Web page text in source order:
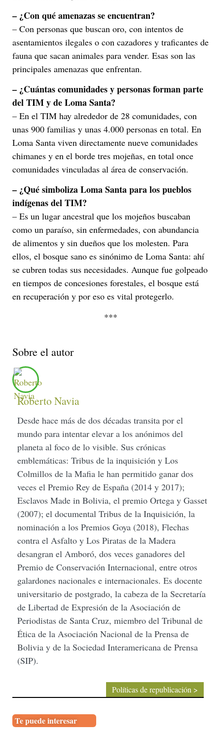
– ¿Con qué amenazas se encuentran?
– Con personas que buscan oro, con intentos de
asentamientos ilegales o con cazadores y traficantes de
fauna que sacan animales para vender. Esas son las
principales amenazas que enfrentan.
– ¿Cuántas comunidades y personas forman parte
del TIM y de Loma Santa?
– En el TIM hay alrededor de 28 comunidades, con
unas 900 familias y unas 4.000 personas en total. En
Loma Santa viven directamente nueve comunidades
chimanes y en el borde tres mojeñas, en total once
comunidades vinculadas al área de conservación.
– ¿Qué simboliza Loma Santa para los pueblos
indígenas del TIM?
– Es un lugar ancestral que los mojeños buscaban
como un paraíso, sin enfermedades, con abundancia
de alimentos y sin dueños que los molesten. Para
ellos, el bosque sano es sinónimo de Loma Santa: ahí
se cubren todas sus necesidades. Aunque fue golpeado
en tiempos de concesiones forestales, el bosque está
en recuperación y por eso es vital protegerlo.
***
Sobre el autor
Roberto Navia
Desde hace más de dos décadas transita por el
mundo para intentar elevar a los anónimos del
planeta al foco de lo visible. Sus crónicas
emblemáticas: Tribus de la inquisición y Los
Colmillos de la Mafia le han permitido ganar dos
veces el Premio Rey de España (2014 y 2017);
Esclavos Made in Bolivia, el premio Ortega y Gasset
(2007); el documental Tribus de la Inquisición, la
nominación a los Premios Goya (2018), Flechas
contra el Asfalto y Los Piratas de la Madera
desangran el Amboró, dos veces ganadores del
Premio de Conservación Internacional, entre otros
galardones nacionales e internacionales. Es docente
universitario de postgrado, la cabeza de la Secretaría
de Libertad de Expresión de la Asociación de
Periodistas de Santa Cruz, miembro del Tribunal de
Ética de la Asociación Nacional de la Prensa de
Bolivia y de la Sociedad Interamericana de Prensa
(SIP).
Políticas de republicación >
Te puede interesar